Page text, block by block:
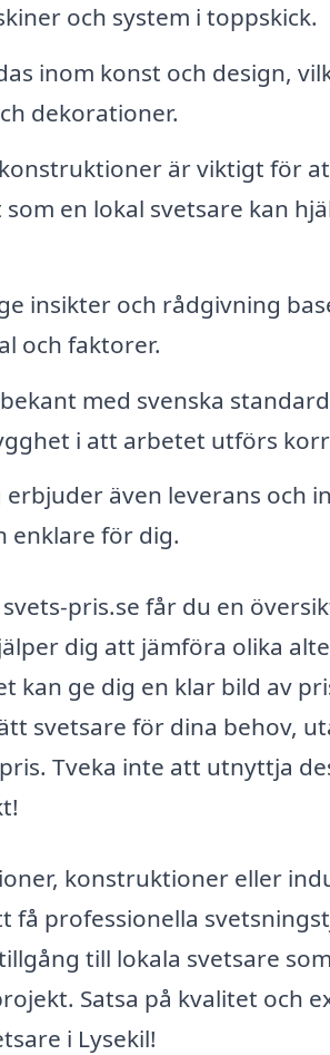
och system i toppskick.
inom konst och design,
dekorationer.
är viktigt för
en lokal svetsare kan
insikter och rådgivning
och faktorer.
med svenska
i att arbetet utförs
även leverans och
enklare för dig.
pris.se får du en
dig att jämföra olika
kan ge dig en klar bild av
svetsare för dina behov,
Tveka inte att utnyttja
konstruktioner eller
få professionella
till lokala svetsare
Satsa på kvalitet och
i Lysekil!